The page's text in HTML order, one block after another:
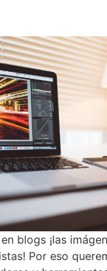
blogs ¡las
Por eso